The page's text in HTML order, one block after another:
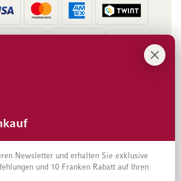
Newsletter und erhalten Sie exklusive
und 10 Franken Rabatt auf Ihren